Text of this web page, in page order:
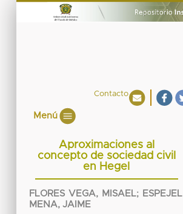
Contacto
Menú
Aproximaciones al
concepto de sociedad civil
en Hegel
FLORES VEGA, MISAEL; ESPEJEL
MENA, JAIME